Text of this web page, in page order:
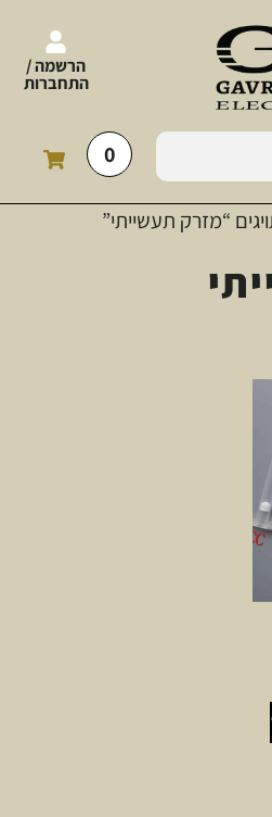
הרשמה /
התחברות
0
“מזרק תעשייתי”